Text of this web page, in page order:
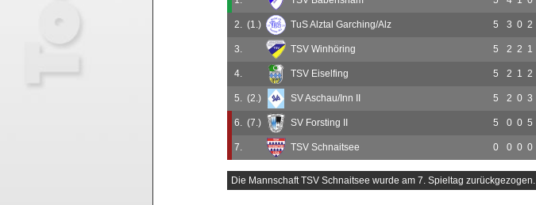
2. (1.) TuS Alztal Garching/Alz 5 3 0 2
3. TSV Winhöring 5 2 2 1
4. TSV Eiselfing 5 2 1 2
5. (2.) SV Aschau/Inn II 5 2 0 3
6. (7.) SV Forsting II 5 0 0 5
7. TSV Schnaitsee 0 0 0 0
Die Mannschaft TSV Schnaitsee wurde am 7. Spieltag zurückgezogen.